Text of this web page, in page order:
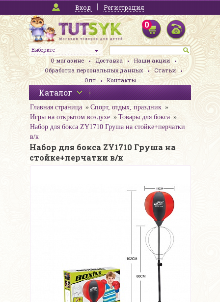
Вход Регистрация
Выберите
0
О магазине Доставка
Наши акции
Обработка персональных данных
Статьи
Опт
Контакты
Каталог
Главная страница
Спорт, отдых, праздник
Игры на открытом воздухе
Товары для бокса
Набор для бокса ZY1710 Груша на стойке+перчатки
в/к
Набор для бокса ZY1710 Груша на
стойке+перчатки в/к